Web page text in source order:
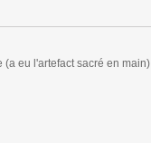
eu l'artefact sacré en